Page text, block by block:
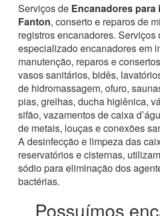
Serviços de Encanadores para
Fanton, conserto e reparos de
registros encanadores. Serviços
especializado encanadores em
manutenção, reparos e
vasos sanitários, bidês,
de hidromassagem, ofuro,
pias, grelhas, ducha higiênica,
sifão, vazamentos de caixa
de metais, louças e conexões
A desinfecção e limpeza das
reservatórios e cisternas,
sódio para eliminação dos
bactérias.
Possuímos